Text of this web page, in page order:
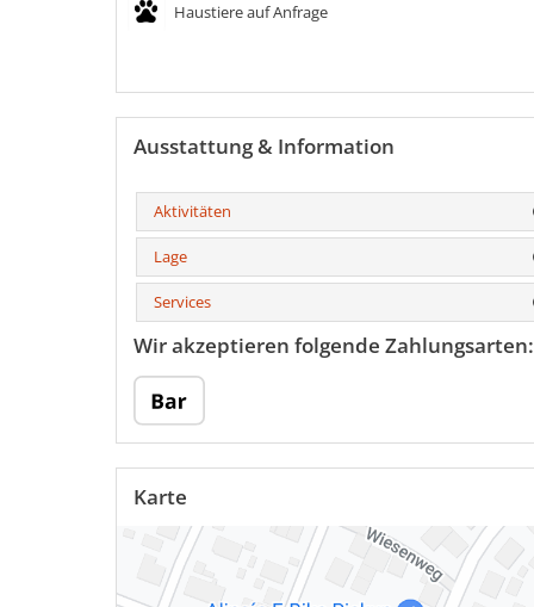
Haustiere auf Anfrage
Ausstattung & Information
Aktivitäten
Lage
Services
Wir akzeptieren folgende Zahlungsarten:
Karte